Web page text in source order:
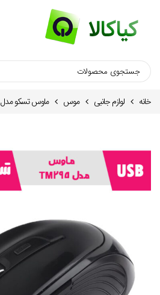
خانه لوازم جانبی موس ماوس تسکو مدل TM 295